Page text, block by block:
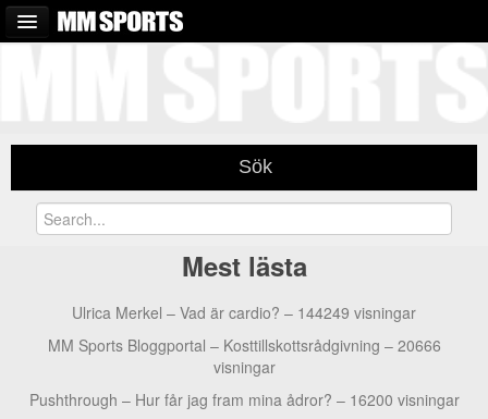
Sök
Mest lästa
Ulrica Merkel – Vad är cardio? – 144249 visningar
MM Sports Bloggportal – Kosttillskottsrådgivning – 20666
visningar
Pushthrough – Hur får jag fram mina ådror? – 16200 visningar